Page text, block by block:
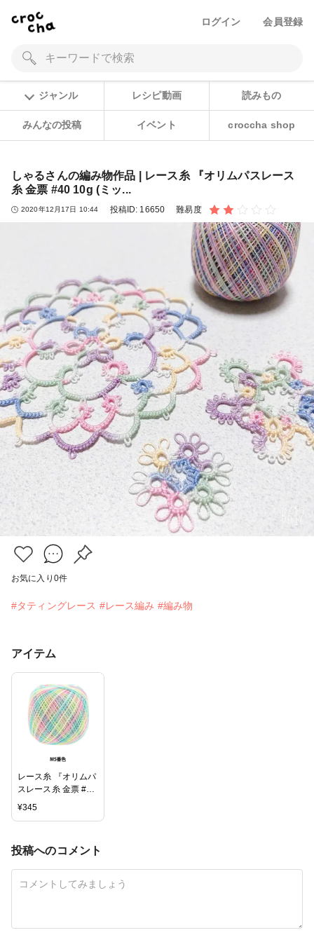
ログイン 会員登録
ジャンル レシピ動画 読みもの
みんなの投稿 イベント croccha shop
しゃるさんの編み物作品 | レース糸 『オリムパスレース
糸 金票 #40 10g (ミッ...
2020年12月17日 10:44 投稿ID: 16650 難易度
お気に入り 0件
#タティングレース #レース編み #編み物
アイテム
レース糸 『オリムパ
スレース糸 金票 #40
10g (ミックス) M5番
¥345
投稿へのコメント